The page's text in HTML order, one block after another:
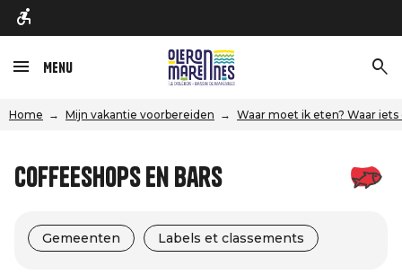
Menu
Home Mijn vakantie voorbereiden Waar moet ik eten? Waar iets
Coffeeshops en bars
Gemeenten Labels et classements